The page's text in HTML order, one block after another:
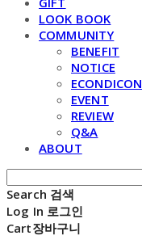
LOOK BOOK
COMMUNITY
BENEFIT
NOTICE
ECONDICON
EVENT
REVIEW
Q&A
ABOUT
Search 검색
Log In 로그인
Cart장바구니